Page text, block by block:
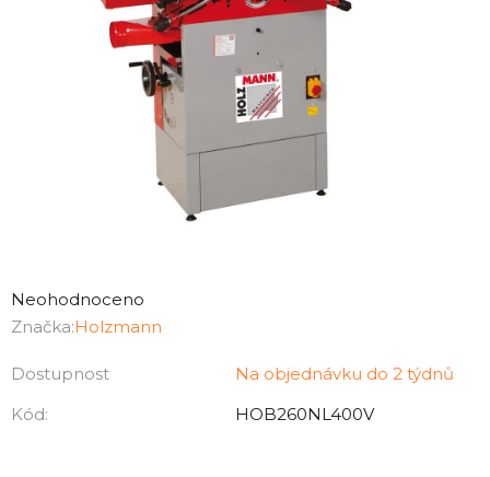
hodnocení
produktu
0,0
z
Neohodnoceno
Značka:Holzmann
Dostupnost
Na objednávku do 2 týdnů
Kód:
HOB260NL400V